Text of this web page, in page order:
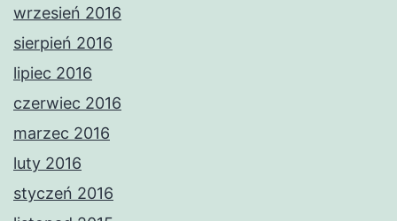
wrzesień 2016
sierpień 2016
lipiec 2016
czerwiec 2016
marzec 2016
luty 2016
styczeń 2016